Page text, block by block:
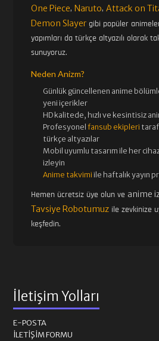
One Piece, Naruto,Attack on
Demon Slayer gibi popüler
yapımları da türkçe altyazılı olarak
sunuyoruz.
Neden Anizm?
Günlük güncellenen anime
yeni içerikler
HD kalitede, hızlı ve kesintisiz
Profesyonelfansub ekipleri
türkçe altyazılar
Mobil uyumlu tasarım ile her
izleyin
Anime takvimi ile haftalık yayın
Hemen ücretsiz üye olun ve anime
Tavsiye Robotumuz ile zevkinize
keşfedin.
İletişim Yolları
E-POSTA
İLETIŞIM FORMU